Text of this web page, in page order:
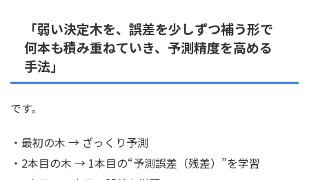
「弱い決定木を、誤差を少しずつ補う形で
何本も積み重ねていき、予測精度を高める
手法」
です。
・最初の木 → ざっくり予測
・2本目の木 → 1本目の“予測誤差（残差）”を学習